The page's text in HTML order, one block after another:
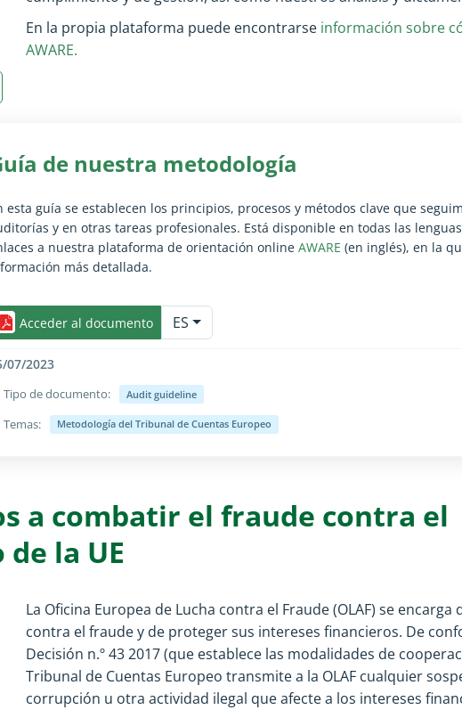
En la propia plataforma puede encontrarse información sobre
AWARE.
de nuestra metodología
esta guía se establecen los principios, procesos y métodos clave que
y en otras tareas profesionales. Está disponible en todas las
a nuestra plataforma de orientación onlineAWARE (en inglés), en la
más detallada.​
Acceder al documento
ES
07/2023
Tipo de documento: Audit guideline
Temas:ocultar completamente solo para usuarios con vista normal (el texto
Metodología del Tribunal de Cuentas Europeo
a combatir el fraude contra el
la UE
La Oficina Europea de Lucha contra el Fraude (OLAF) se encarga
contra el fraude y de proteger sus intereses financieros. De
Decisión n.º 43 2017 (que establece las modalidades de
Tribunal de Cuentas Europeo transmite a la OLAF cualquier
corrupción u otra actividad ilegal que afecte a los intereses